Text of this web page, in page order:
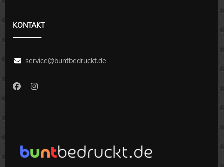
KONTAKT
service@buntbedruckt.de